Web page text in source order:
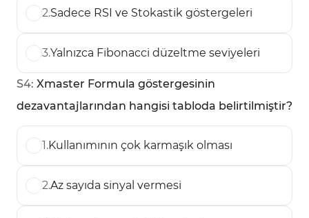
2.Sadece RSI ve Stokastik göstergeleri
3.Yalnızca Fibonacci düzeltme seviyeleri
S4: Xmaster Formula göstergesinin
dezavantajlarından hangisi tabloda belirtilmiştir?
1.Kullanımının çok karmaşık olması
2.Az sayıda sinyal vermesi